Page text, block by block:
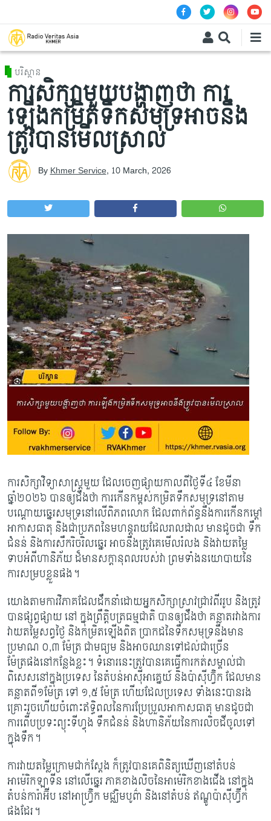
បរិស្ថាន
ការសិក្សាមួយបង្ហាញថា ការ
ឡើងកម្រិតទឹកសមុទ្រអាចនឹង
ត្រូវបានមើលស្រាល
ByKhmer Service, 10 March, 2026
ការសិក្សាវិទ្យាសាស្រ្តមួយ ដែលចេញផ្សាយកាលពីថ្ងៃទី៤ ខែមីនា
ឆ្នាំ២០២៦ បានឲ្យដឹងថា ការកើនកម្ពស់កម្រិតទឹកសមុទ្រនៅតាម
បណ្តោយឆ្នេរសមុទ្រនៅលើពិភពលោក ដែល​ពាក់ព័ន្ធ​​នឹង​ការកើនកម្តៅ
អាកាសធាតុ និងជាប្រភពនៃមហន្តរាយដែលរាលដាល មានដូចជា ទឹក
ជំនន់ និងការសឹករិចរិលឆ្នេរ អាចនឹងត្រូវគេមើលរំលង និងវាយតម្លៃ
ទាបអំពីហានិភ័យ ដ៏​មានសក្តានុពលរបស់វា ព្រមទាំងនយោបាយនៃ
ការសម្របខ្លួនផង។
យោងតាមការវិភាគដែលដឹកនាំដោយអ្នកសិក្សាស្រាវជ្រាវពីររូប និងត្រូវ
បានផ្សព្វផ្សាយ នៅ ក្នុងព្រឹត្តិបត្រធម្មជាតិ បានឲ្យដឹងថា គន្លាតរវាង​ការ
វាយតម្លៃសព្វ​ថ្ងៃ និងកម្រិតឡើងពិត ប្រាកដនៃទឹកសមុទ្រ​នឹងមាន
ប្រមាណ ០,៣ ម៉ែត្រ ជាមធ្យម និង​អាច​ឈានទៅដល់ជាច្រើន
ម៉ែត្រផង​នៅកន្លែងខ្លះ។ ទំនោរនេះត្រូវបានគេធ្វើការកត់សម្គាល់​ជា
ពិសេស​នៅក្នុងប្រទេស នៃតំបន់អាស៊ីអាគ្នេយ៍ និងប៉ាស៊ីហ្វ៊ិក ដែលមាន
គន្លាតពី១ម៉ែត្រ ទៅ ១,៥ ម៉ែត្រ ហើយ​ដែល​ប្រទេស ទាំងនេះបានរង
គ្រោះរួចហើយ​ចំពោះឥទ្ធិពល​នៃការប្រែប្រួលអាកាសធាតុ មាន​ដូចជា
ការពើបប្រទះព្យុះទីហ្វុង ទឹកជំនន់ និងហានិភ័យនៃ​ការលិចដីចូលទៅ
ក្នុងទឹក។
ការវាយតម្លៃក្រោមជាក់ស្តែង ក៏ត្រូវបានគេពិនិត្យឃើញ​នៅតំបន់​
អាម៉េរិកឡាទីន នៅលើឆ្នេរ ភាគខាងលិចនៃអាម៉េរិកខាងជើង នៅក្នុង
តំបន់ការ៉ាអ៊ីប នៅអាហ្វ្រ៊ិក មជ្ឈិមបូព៌ា និងនៅតំបន់ ឥណ្ឌូប៉ាស៊ីហ្វ៊ីក
ផងដែរ។